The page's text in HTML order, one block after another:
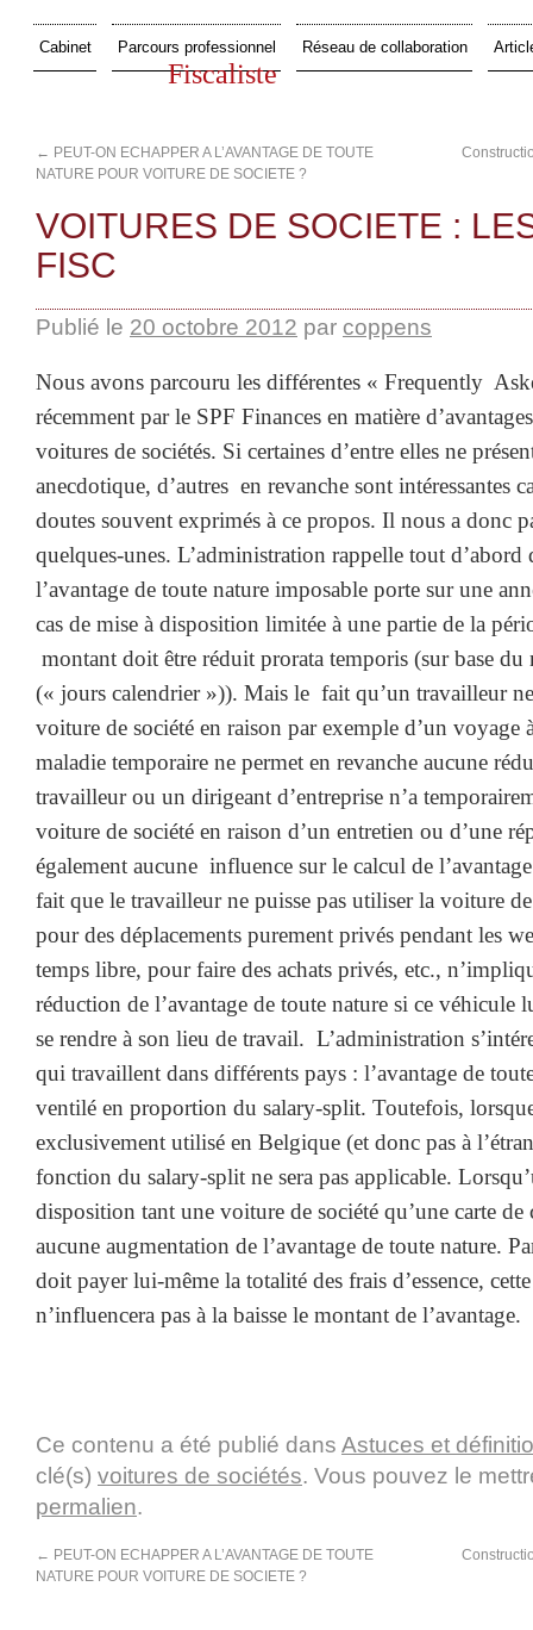
Fiscaliste
Cabinet Parcours professionnel Réseau de collaboration
← PEUT-ON ECHAPPER A L’AVANTAGE DE TOUTE
NATURE POUR VOITURE DE SOCIETE ?
VOITURES DE SOCIETE :
FISC
Publié le 20 octobre 2012 par coppens
Nous avons parcouru les différentes « Frequently
récemment par le SPF Finances en matière
voitures de sociétés. Si certaines d’entre elles ne
anecdotique, d’autres en revanche sont intéressantes
doutes souvent exprimés à ce propos. Il nous a donc
quelques-unes. L’administration rappelle tout
l’avantage de toute nature imposable porte sur une
cas de mise à disposition limitée à une partie de la
montant doit être réduit prorata temporis (sur base du
(« jours calendrier »)). Mais le fait qu’un travailleur
voiture de société en raison par exemple d’un voyage
maladie temporaire ne permet en revanche aucune
travailleur ou un dirigeant d’entreprise n’a
voiture de société en raison d’un entretien ou d’une
également aucune influence sur le calcul de
fait que le travailleur ne puisse pas utiliser la voiture
pour des déplacements purement privés pendant les
temps libre, pour faire des achats privés, etc.,
réduction de l’avantage de toute nature si ce véhicule
se rendre à son lieu de travail. L’administration
qui travaillent dans différents pays : l’avantage de
ventilé en proportion du salary-split. Toutefois,
exclusivement utilisé en Belgique (et donc pas à
fonction du salary-split ne sera pas applicable.
disposition tant une voiture de société qu’une carte de
aucune augmentation de l’avantage de toute nature.
doit payer lui-même la totalité des frais d’essence,
n’influencera pas à la baisse le montant de l’avantage.
Ce contenu a été publié dans Astuces et
clé(s) voitures de sociétés. Vous pouvez le
permalien.
← PEUT-ON ECHAPPER A L’AVANTAGE DE TOUTE
NATURE POUR VOITURE DE SOCIETE ?